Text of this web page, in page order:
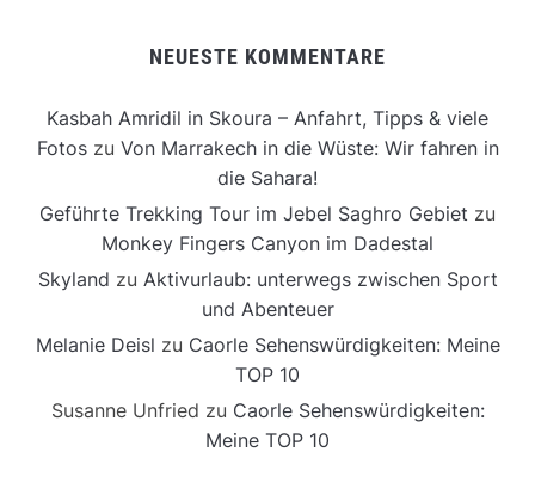
NEUESTE KOMMENTARE
Kasbah Amridil in Skoura – Anfahrt, Tipps & viele
Fotoszu Von Marrakech in die Wüste: Wir fahren in
die Sahara!
Geführte Trekking Tour im Jebel Saghro Gebiet zu
Monkey Fingers Canyon im Dadestal
Skyland zu Aktivurlaub: unterwegs zwischen Sport
und Abenteuer
Melanie Deisl zu Caorle Sehenswürdigkeiten: Meine
TOP 10
Susanne Unfried zu Caorle Sehenswürdigkeiten:
Meine TOP 10